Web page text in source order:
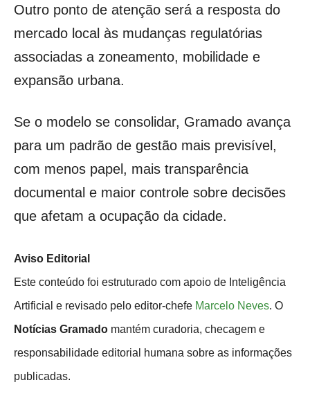
Outro ponto de atenção será a resposta do
mercado local às mudanças regulatórias
associadas a zoneamento, mobilidade e
expansão urbana.
Se o modelo se consolidar, Gramado avança
para um padrão de gestão mais previsível,
com menos papel, mais transparência
documental e maior controle sobre decisões
que afetam a ocupação da cidade.
Aviso Editorial
Este conteúdo foi estruturado com apoio de Inteligência
Artificial e revisado pelo editor-chefe Marcelo Neves. O
Notícias Gramado mantém curadoria, checagem e
responsabilidade editorial humana sobre as informações
publicadas.